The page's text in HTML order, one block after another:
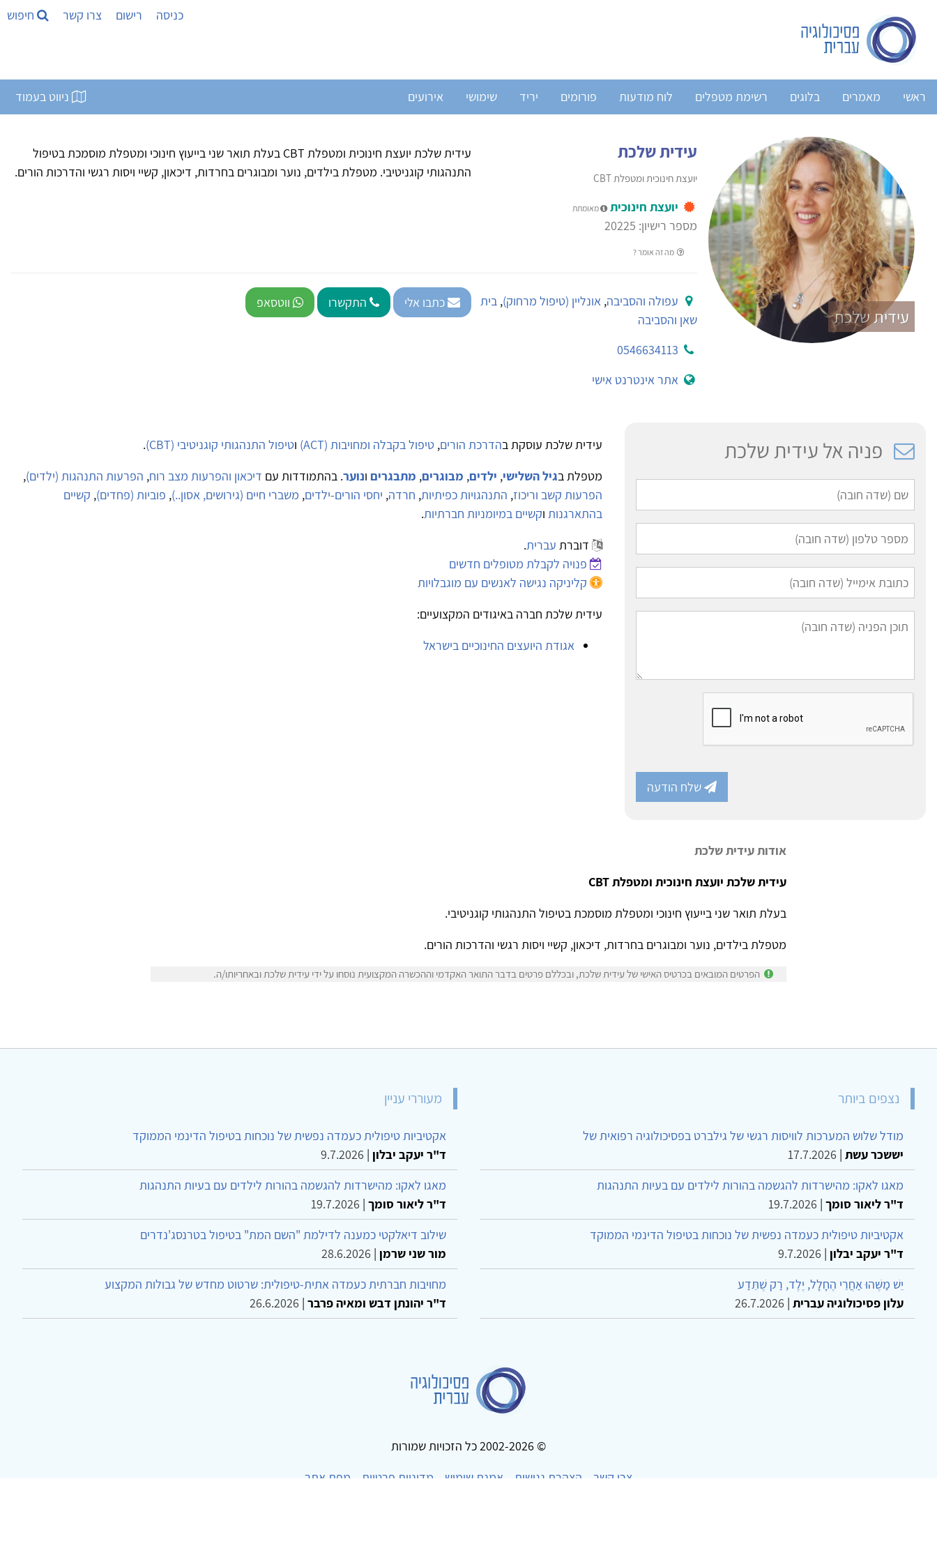
כניסה רישום צרו קשר חיפוש
ראשי מאמרים בלוגים רשימת מטפלים לוח מודעות פורומים יריד שימושי אירועים ניווט בעמוד
עידית שלכת
עידית שלכת
יועצת חינוכית ומטפלת CBT
יועצת חינוכית מאומתת
מספר רישיון: 20225
מה זה אומר ?
עידית שלכת יועצת חינוכית ומטפלת CBT בעלת תואר שני בייעוץ חינוכי ומטפלת מוסמכת בטיפול
התנהגותי קוגניטיבי. מטפלת בילדים, נוער ומבוגרים בחרדות, דיכאון, קשיי ויסות רגשי והדרכות הורים.
עפולה והסביבה,אונליין (טיפול מרחוק),בית
שאן והסביבה
0546634113
אתר אינטרנט אישי
כתבו אלי התקשרו ווטסאפ
פניה אל עידית שלכת
שלח הודעה
עידית שלכת עוסקת בהדרכת הורים, טיפול בקבלה ומחויבות (ACT) וטיפול התנהגותי קוגניטיבי (CBT)
.
מטפלת בגיל השלישי, ילדים, מבוגרים, מתבגרים ונוער. בהתמודדות עם דיכאון והפרעות מצב רוח, הפרעות התנהגות (ילדים),
הפרעות קשב וריכוז, התנהגויות כפיתיות, חרדה, יחסי הורים-ילדים, משברי חיים (גירושים, אסון..), פוביות (פחדים), קשיים
בהתארגנות וקשיים במיומניות חברתיות.
דוברת עברית.
פנויה לקבלת מטופלים חדשים
קליניקה נגישה לאנשים עם מוגבלויות
עידית שלכת חברה באיגודים המקצועיים:
אגודת היועצים החינוכיים בישראל
אודות עידית שלכת
עידית שלכת יועצת חינוכית ומטפלת CBT
בעלת תואר שני בייעוץ חינוכי ומטפלת מוסמכת בטיפול התנהגותי קוגניטיבי.
מטפלת בילדים, נוער ומבוגרים בחרדות, דיכאון, קשיי ויסות רגשי והדרכות הורים.
הפרטים המובאים בכרטיס האישי של עידית שלכת, ובכללם פרטים בדבר התואר האקדמי וההכשרה המקצועית נוסחו על ידי עידית שלכת ובאחריותו/ה.
נצפים ביותר
מודל שלוש המערכות לוויסות רגשי של גילברט בפסיכולוגיה רפואית של
יששכר עשת |
17.7.2026
מאגו לאקו: מהישרדות להגשמה בהורות לילדים עם בעיות התנהגות
ד"ר ליאור סומך |
19.7.2026
אקטיביות טיפולית כעמדה נפשית של נוכחות בטיפול הדינמי הממוקד
ד"ר יעקב יבלון |
9.7.2026
יֵשׁ מַשֶּׁהוּ אַחֲרֵי הֶחָלָל, יֶלֶד, רַק שֶׁתֵּדַע
עלון פסיכולוגיה עברית |
26.7.2026
מעוררי עניין
אקטיביות טיפולית כעמדה נפשית של נוכחות בטיפול הדינמי הממוקד
ד"ר יעקב יבלון |
9.7.2026
מאגו לאקו: מהישרדות להגשמה בהורות לילדים עם בעיות התנהגות
ד"ר ליאור סומך |
19.7.2026
שילוב דיאלקטי כמענה לדילמת "השם המת" בטיפול בטרנסג'נדרים
מור שני שרמן |
28.6.2026
מחויבות חברתית כעמדה אתית-טיפולית: שרטוט מחדש של גבולות המקצוע
ד"ר יהונתן דבש ומאיה פרבר |
26.6.2026
© 2002-2026 כל הזכויות שמורות
צרו קשר
הצהרת נגישות אמנת שימוש מדיניות פרטיות
מפת אתר